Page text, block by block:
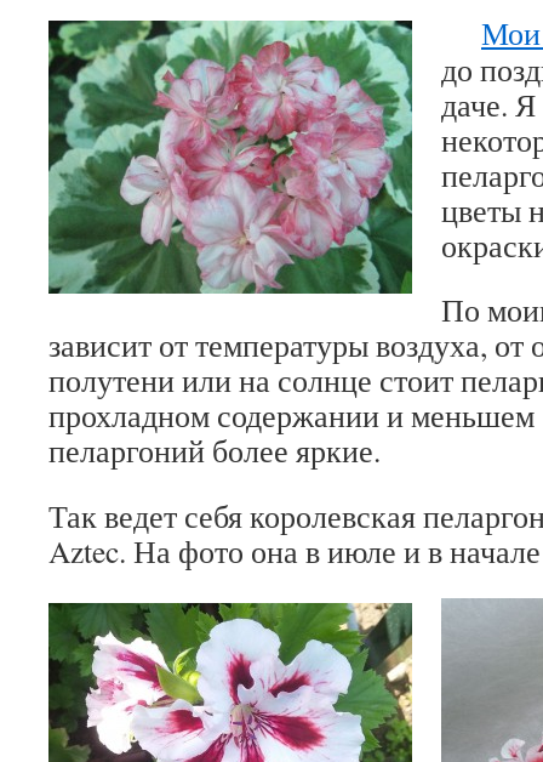
Мои
до
даче. Я
цветы
По
зависит от температуры воздуха,
полутени или на солнце стоит
прохладном содержании и
пеларгоний более яркие.
Так ведет себя королевская
Aztec. На фото она в июле и в